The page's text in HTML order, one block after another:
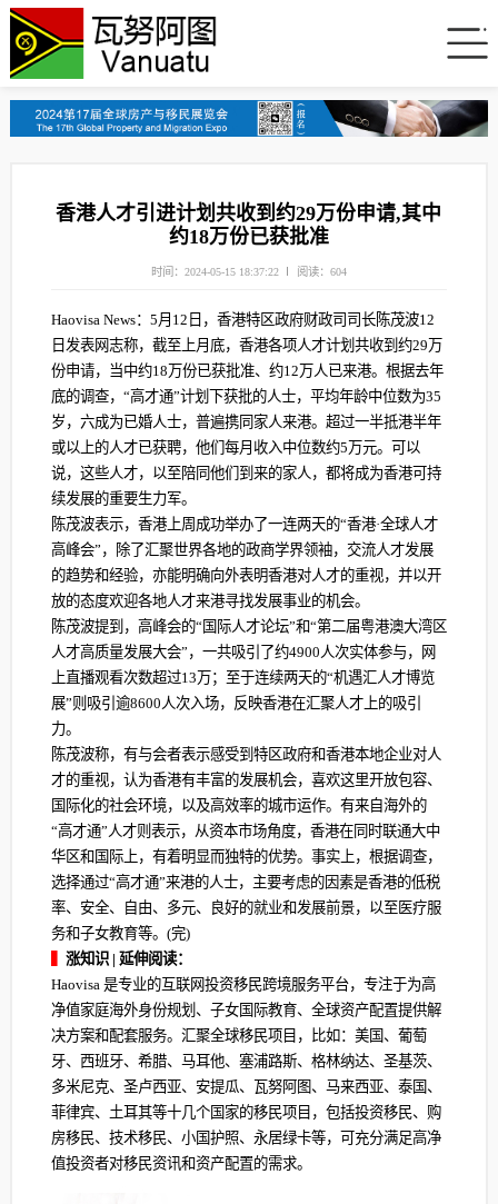
香港人才引进计划共收到约29万份申请,其中
约18万份已获批准
时间：2024-05-15 18:37:22 阅读：604
Haovisa News：5月12日，香港特区政府财政司司长陈茂波12
日发表网志称，截至上月底，香港各项人才计划共收到约29万
份申请，当中约18万份已获批准、约12万人已来港。根据去年
底的调查，“高才通”计划下获批的人士，平均年龄中位数为35
岁，六成为已婚人士，普遍携同家人来港。超过一半抵港半年
或以上的人才已获聘，他们每月收入中位数约5万元。可以
说，这些人才，以至陪同他们到来的家人，都将成为香港可持
续发展的重要生力军。
陈茂波表示，香港上周成功举办了一连两天的“香港·全球人才
高峰会”，除了汇聚世界各地的政商学界领袖，交流人才发展
的趋势和经验，亦能明确向外表明香港对人才的重视，并以开
放的态度欢迎各地人才来港寻找发展事业的机会。
陈茂波提到，高峰会的“国际人才论坛”和“第二届粤港澳大湾区
人才高质量发展大会”，一共吸引了约4900人次实体参与，网
上直播观看次数超过13万；至于连续两天的“机遇汇人才博览
展”则吸引逾8600人次入场，反映香港在汇聚人才上的吸引
力。
陈茂波称，有与会者表示感受到特区政府和香港本地企业对人
才的重视，认为香港有丰富的发展机会，喜欢这里开放包容、
国际化的社会环境，以及高效率的城市运作。有来自海外的
“高才通”人才则表示，从资本市场角度，香港在同时联通大中
华区和国际上，有着明显而独特的优势。事实上，根据调查，
选择通过“高才通”来港的人士，主要考虑的因素是香港的低税
率、安全、自由、多元、良好的就业和发展前景，以至医疗服
务和子女教育等。(完)
涨知识 | 延伸阅读：
Haovisa 是专业的互联网投资移民跨境服务平台，专注于为高
净值家庭海外身份规划、子女国际教育、全球资产配置提供解
决方案和配套服务。汇聚全球移民项目，比如：美国、葡萄
牙、西班牙、希腊、马耳他、塞浦路斯、格林纳达、圣基茨、
多米尼克、圣卢西亚、安提瓜、瓦努阿图、马来西亚、泰国、
菲律宾、土耳其等十几个国家的移民项目，包括投资移民、购
房移民、技术移民、小国护照、永居绿卡等，可充分满足高净
值投资者对移民资讯和资产配置的需求。